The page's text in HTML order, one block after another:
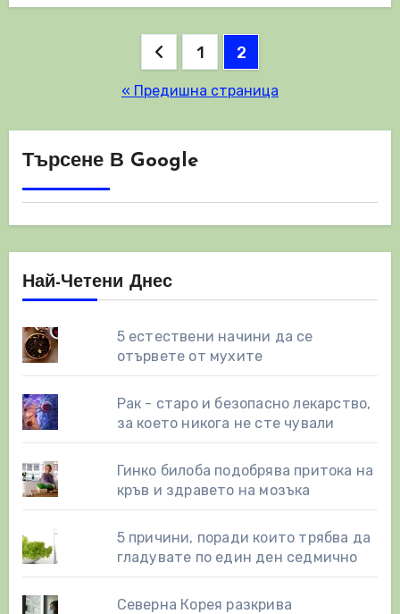
Разделяне
публикациите
на
страници
1 2
« Предишна страница
Търсене В Google
Най-Четени Днес
5 естествени начини да се
отървете от мухите
Рак - старо и безопасно лекарство,
за което никога не сте чували
Гинко билоба подобрява притока на
кръв и здравето на мозъка
5 причини, поради които трябва да
гладувате по един ден седмично
Северна Корея разкрива